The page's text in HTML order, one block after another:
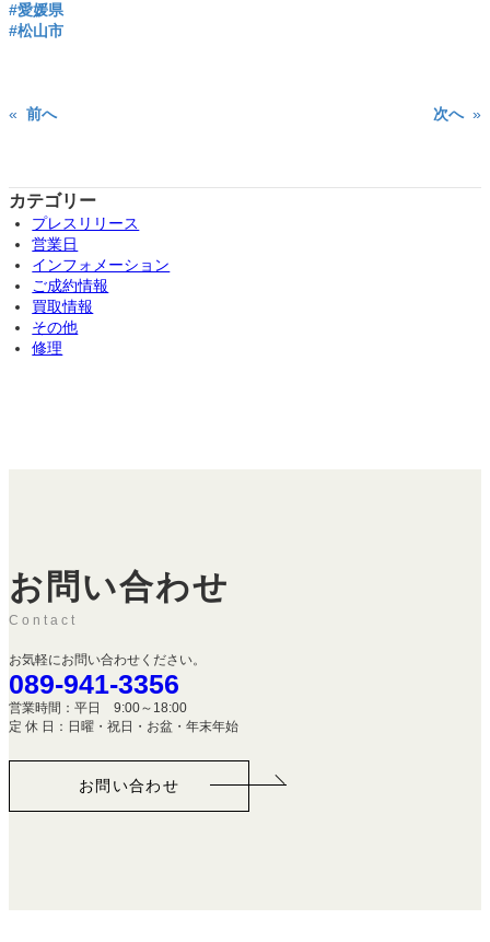
#愛媛県
#松山市
« 前へ 次へ »
カテゴリー
プレスリリース
営業日
インフォメーション
ご成約情報
買取情報
その他
修理
お問い合わせ
Contact
お気軽にお問い合わせください。
089-941-3356
営業時間：平日 9:00～18:00
定 休 日：日曜・祝日・お盆・年末年始
お問い合わせ